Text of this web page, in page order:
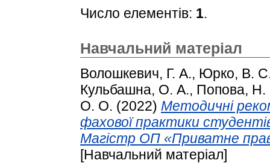
Число елементів: 1.
Навчальний матеріал
Волошкевич, Г. А., Юрко, В.
Кульбашна, О. А., Попова,
О. О. (2022) Методичні
фахової практики
Магістр ОП «Приватне
[Навчальний матеріал]